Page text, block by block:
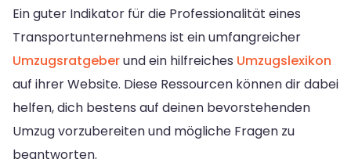
Ein guter Indikator für die Professionalität eines
Transportunternehmens ist ein umfangreicher
Umzugsratgeberund ein hilfreiches Umzugslexikon
auf ihrer Website. Diese Ressourcen können dir dabei
helfen, dich bestens auf deinen bevorstehenden
Umzug vorzubereiten und mögliche Fragen zu
beantworten.